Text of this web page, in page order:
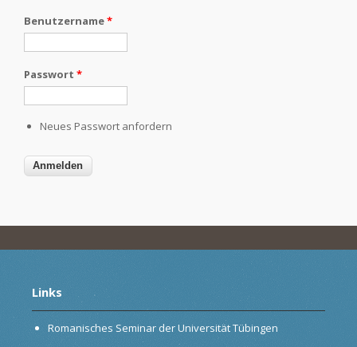
Benutzername*
Passwort *
Neues Passwort anfordern
Links
Romanisches Seminar der Universität Tübingen